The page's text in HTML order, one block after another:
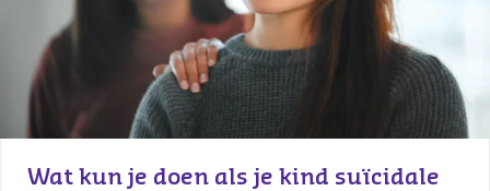
Wat kun je doen als je kind suïcidale